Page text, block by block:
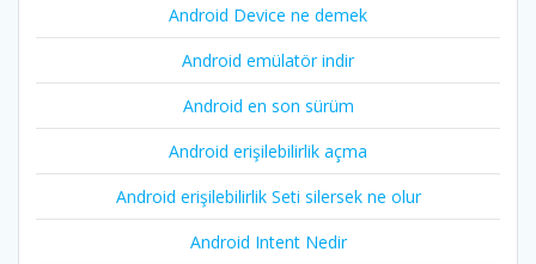
Android Device ne demek
Android emülatör indir
Android en son sürüm
Android erişilebilirlik açma
Android erişilebilirlik Seti silersek ne olur
Android Intent Nedir